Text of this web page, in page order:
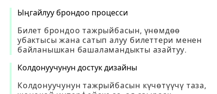
Ыңгайлуу брондоо процесси
Билет брондоо тажрыйбасын, үнөмдөө
убактысы жана сатып алуу билеттери менен
байланышкан башаламандыкты азайтуу.
Колдонуучунун достук дизайны
Колдонуучунун тажрыйбасын күчөтүүчү таза,